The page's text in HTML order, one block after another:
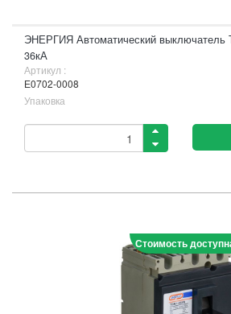
ЭНЕРГИЯ Автоматический выключатель
36кА
Артикул :
Е0702-0008
Упаковка
Стоимость